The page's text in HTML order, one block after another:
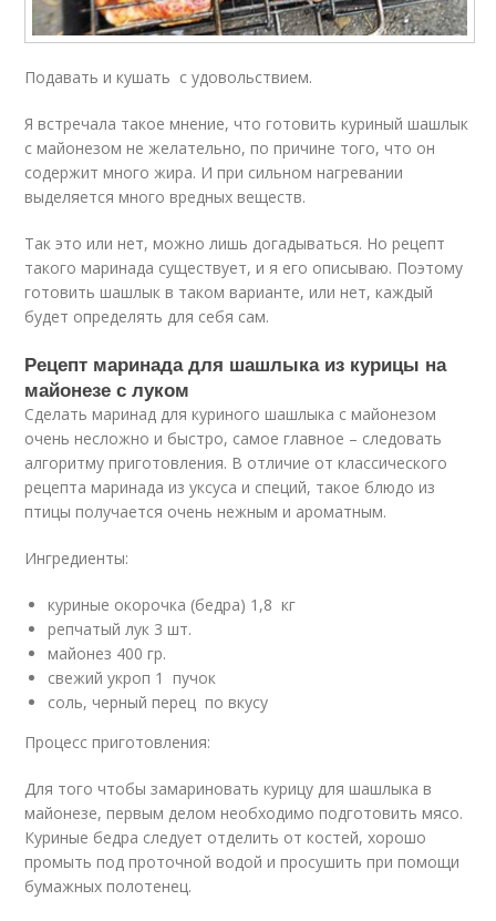
Подавать и кушать с удовольствием.
Я встречала такое мнение, что готовить куриный шашлык
с майонезом не желательно, по причине того, что он
содержит много жира. И при сильном нагревании
выделяется много вредных веществ.
Так это или нет, можно лишь догадываться. Но рецепт
такого маринада существует, и я его описываю. Поэтому
готовить шашлык в таком варианте, или нет, каждый
будет определять для себя сам.
Рецепт маринада для шашлыка из курицы на
майонезе с луком
Сделать маринад для куриного шашлыка с майонезом
очень несложно и быстро, самое главное – следовать
алгоритму приготовления. В отличие от классического
рецепта маринада из уксуса и специй, такое блюдо из
птицы получается очень нежным и ароматным.
Ингредиенты:
куриные окорочка (бедра) 1,8 кг
репчатый лук 3 шт.
майонез 400 гр.
свежий укроп 1 пучок
соль, черный перец по вкусу
Процесс приготовления:
Для того чтобы замариновать курицу для шашлыка в
майонезе, первым делом необходимо подготовить мясо.
Куриные бедра следует отделить от костей, хорошо
промыть под проточной водой и просушить при помощи
бумажных полотенец.